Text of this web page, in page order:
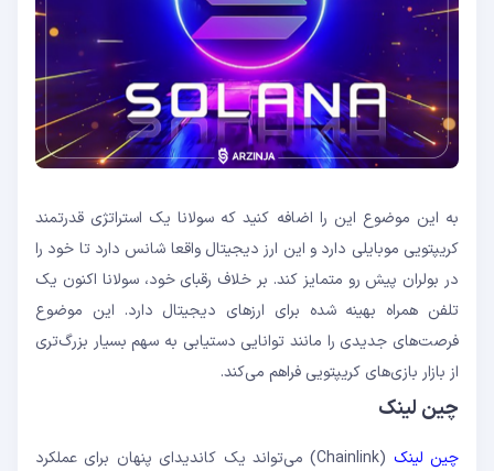
به این موضوع این را اضافه کنید که سولانا یک استراتژی قدرتمند
کریپتویی موبایلی دارد و این ارز دیجیتال واقعا شانس دارد تا خود را
در بولران پیش رو متمایز کند. بر خلاف رقبای خود، سولانا اکنون یک
تلفن همراه بهینه شده برای ارزهای دیجیتال دارد. این موضوع
فرصت‌های جدیدی را مانند توانایی دستیابی به سهم بسیار بزرگ‌تری
از بازار بازی‌های کریپتویی فراهم می‌کند.
چین لینک
چین لینک
(Chainlink) می‌تواند یک کاندیدای پنهان برای عملکرد